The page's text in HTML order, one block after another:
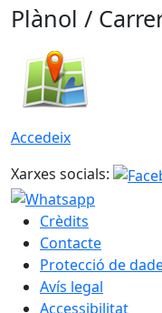
Plànol /
Accedeix
Xarxes socials:
Crèdits
Contacte
Protecció de
Avís legal
Accessibilitat